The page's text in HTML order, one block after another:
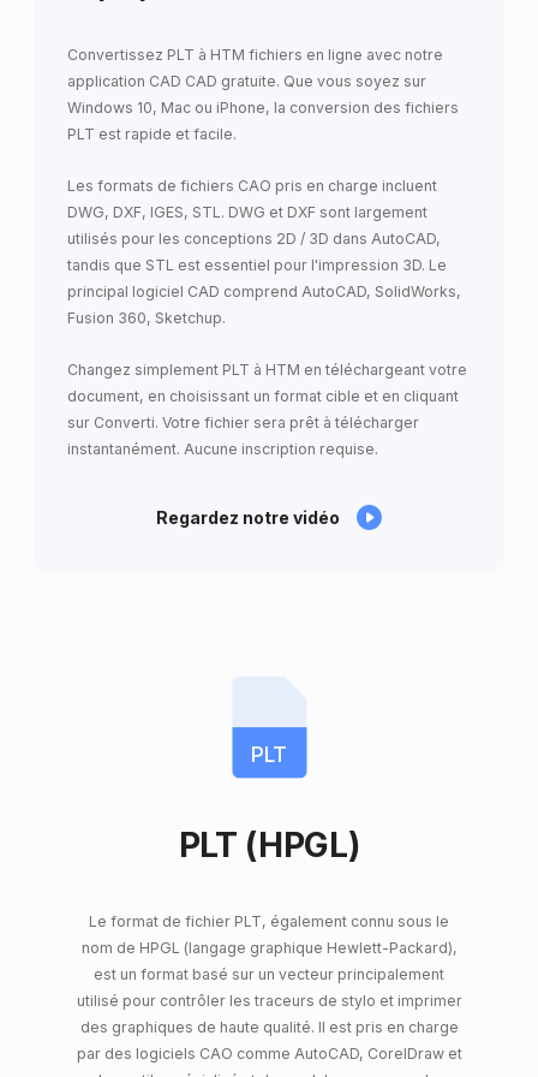
Convertissez PLT à HTM fichiers en ligne avec notre
application CAD CAD gratuite. Que vous soyez sur
Windows 10, Mac ou iPhone, la conversion des fichiers
PLT est rapide et facile.
Les formats de fichiers CAO pris en charge incluent
DWG, DXF, IGES, STL. DWG et DXF sont largement
utilisés pour les conceptions 2D / 3D dans AutoCAD,
tandis que STL est essentiel pour l'impression 3D. Le
principal logiciel CAD comprend AutoCAD, SolidWorks,
Fusion 360, Sketchup.
Changez simplement PLT à HTM en téléchargeant votre
document, en choisissant un format cible et en cliquant
sur Converti. Votre fichier sera prêt à télécharger
instantanément. Aucune inscription requise.
Regardez notre vidéo
PLT
PLT (HPGL)
Le format de fichier PLT, également connu sous le
nom de HPGL (langage graphique Hewlett-Packard),
est un format basé sur un vecteur principalement
utilisé pour contrôler les traceurs de stylo et imprimer
des graphiques de haute qualité. Il est pris en charge
par des logiciels CAO comme AutoCAD, CorelDraw et